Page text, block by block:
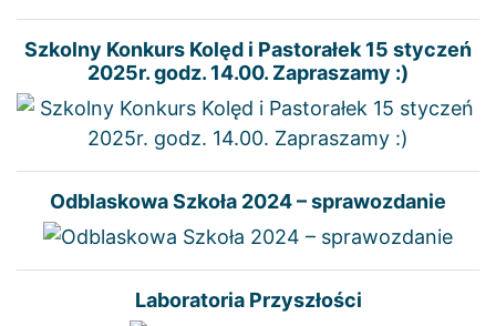
Szkolny Konkurs Kolęd i Pastorałek 15 styczeń
2025r. godz. 14.00. Zapraszamy :)
Odblaskowa Szkoła 2024 – sprawozdanie
Laboratoria Przyszłości